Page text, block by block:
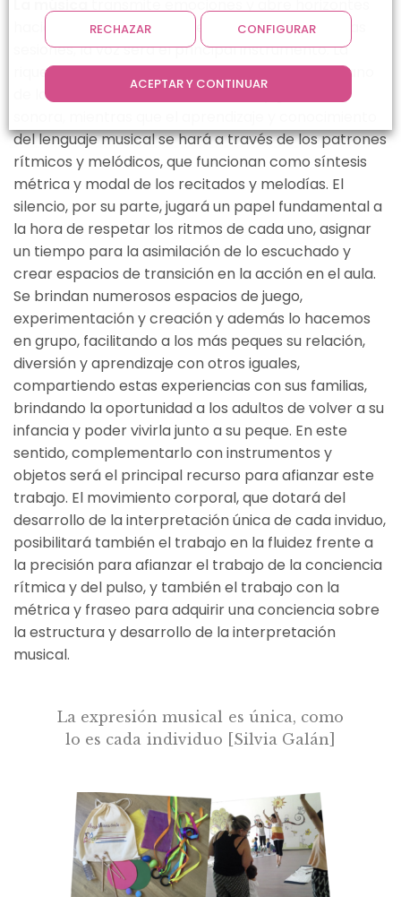
hacia nuevas oportunidades de aprendizaje. En las
sesiones, la voz será el principal instrumento. La
riqueza y experiencias sonoras vendrán de la mano
de las melodías, recitados rítmicos y grabación
del lenguaje musical se hará a través de los patrones
rítmicos y melódicos, que funcionan como síntesis
métrica y modal de los recitados y melodías. El
silencio, por su parte, jugará un papel fundamental a
la hora de respetar los ritmos de cada uno, asignar
un tiempo para la asimilación de lo escuchado y
crear espacios de transición en la acción en el aula.
Se brindan numerosos espacios de juego,
experimentación y creación y además lo hacemos
en grupo, facilitando a los más peques su relación,
diversión y aprendizaje con otros iguales,
compartiendo estas experiencias con sus familias,
brindando la oportunidad a los adultos de volver a su
infancia y poder vivirla junto a su peque. En este
sentido, complementarlo con instrumentos y
objetos será el principal recurso para afianzar este
trabajo. El movimiento corporal, que dotará del
desarrollo de la interpretación única de cada inviduo,
posibilitará también el trabajo en la fluidez frente a
la precisión para afianzar el trabajo de la conciencia
rítmica y del pulso, y también el trabajo con la
métrica y fraseo para adquirir una conciencia sobre
la estructura y desarrollo de la interpretación
musical.
La expresión musical es única, como
lo es cada individuo [Silvia Galán]
RECHAZAR CONFIGURAR
ACEPTAR Y CONTINUAR